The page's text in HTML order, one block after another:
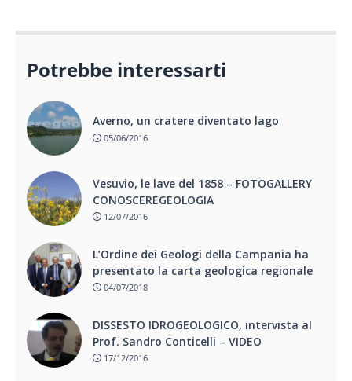
Potrebbe interessarti
Averno, un cratere diventato lago
05/06/2016
Vesuvio, le lave del 1858 – FOTOGALLERY
CONOSCEREGEOLOGIA
12/07/2016
L’Ordine dei Geologi della Campania ha
presentato la carta geologica regionale
04/07/2018
DISSESTO IDROGEOLOGICO, intervista al
Prof. Sandro Conticelli – VIDEO
17/12/2016